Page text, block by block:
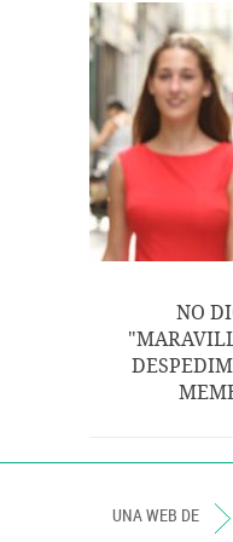
NO
UNA WEB DE